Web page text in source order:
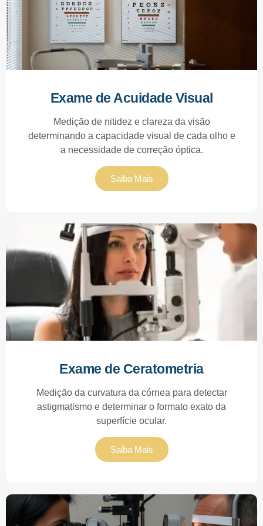
Exame de Acuidade Visual
Medição de nitidez e clareza da visão
determinando a capacidade visual de cada olho e
a necessidade de correção óptica.
Saiba Mais
Exame de Ceratometria
Medição da curvatura da córnea para detectar
astigmatismo e determinar o formato exato da
superfície ocular.
Saiba Mais